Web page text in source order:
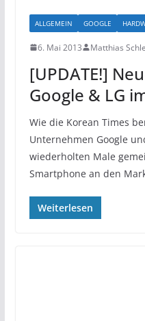
ALLGEMEIN GOOGLE
6. Mai 2013 Matthias
[UPDATE!]
Google & LG
Wie die Korean Times
Unternehmen Google
wiederholten Male
Smartphone an den
Weiterlesen